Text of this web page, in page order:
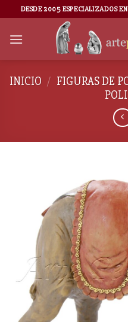
DESDE 2005 ESPECIALIZADOS
INICIO / FIGURAS DE